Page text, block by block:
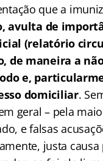
que a
avulta de
(relatório
de maneira a
e,
domiciliar.
geral – pela
e falsas
justa